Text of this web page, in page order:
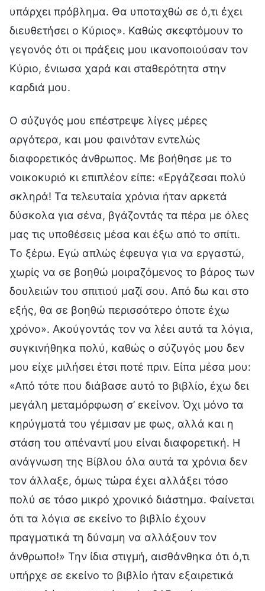
υπάρχει πρόβλημα. Θα υποταχθώ σε ό,τι έχει
διευθετήσει ο Κύριος». Καθώς σκεφτόμουν το
γεγονός ότι οι πράξεις μου ικανοποιούσαν τον
Κύριο, ένιωσα χαρά και σταθερότητα στην
καρδιά μου.
Ο σύζυγός μου επέστρεψε λίγες μέρες
αργότερα, και μου φαινόταν εντελώς
διαφορετικός άνθρωπος. Με βοήθησε με το
νοικοκυριό κι επιπλέον είπε: «Εργάζεσαι πολύ
σκληρά! Τα τελευταία χρόνια ήταν αρκετά
δύσκολα για σένα, βγάζοντάς τα πέρα με όλες
μας τις υποθέσεις μέσα και έξω από το σπίτι.
Το ξέρω. Εγώ απλώς έφευγα για να εργαστώ,
χωρίς να σε βοηθώ μοιραζόμενος το βάρος των
δουλειών του σπιτιού μαζί σου. Από δω και στο
εξής, θα σε βοηθώ περισσότερο όποτε έχω
χρόνο». Ακούγοντάς τον να λέει αυτά τα λόγια,
συγκινήθηκα πολύ, καθώς ο σύζυγός μου δεν
μου είχε μιλήσει έτσι ποτέ πριν. Είπα μέσα μου:
«Από τότε που διάβασε αυτό το βιβλίο, έχω δει
μεγάλη μεταμόρφωση σ’ εκείνον. Όχι μόνο τα
κηρύγματά του γέμισαν με φως, αλλά και η
στάση του απέναντί μου είναι διαφορετική. Η
ανάγνωση της Βίβλου όλα αυτά τα χρόνια δεν
τον άλλαξε, όμως τώρα έχει αλλάξει τόσο
πολύ σε τόσο μικρό χρονικό διάστημα. Φαίνεται
ότι τα λόγια σε εκείνο το βιβλίο έχουν
πραγματικά τη δύναμη να αλλάξουν τον
άνθρωπο!» Την ίδια στιγμή, αισθάνθηκα ότι ό,τι
υπήρχε σε εκείνο το βιβλίο ήταν εξαιρετικά